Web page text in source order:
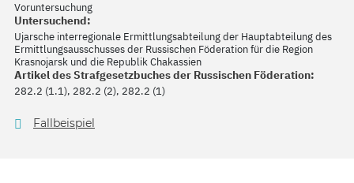
Voruntersuchung
Untersuchend:
Ujarsche interregionale Ermittlungsabteilung der Hauptabteilung des
Ermittlungsausschusses der Russischen Föderation für die Region
Krasnojarsk und die Republik Chakassien
Artikel des Strafgesetzbuches der Russischen Föderation:
282.2 (1.1), 282.2 (2), 282.2 (1)
Fallbeispiel